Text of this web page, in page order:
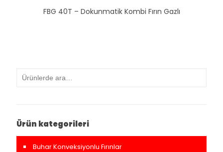
FBG 40T – Dokunmatik Kombi Fırın Gazlı
Ürün kategorileri
Buhar Konveksiyonlu Fırınlar